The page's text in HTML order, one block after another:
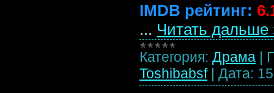
IMDB рейтинг:
... Читать дальше
Категория: Драма |
Toshibabsf | Дата: